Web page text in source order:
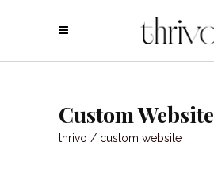
Custom Website
thrivo / custom website